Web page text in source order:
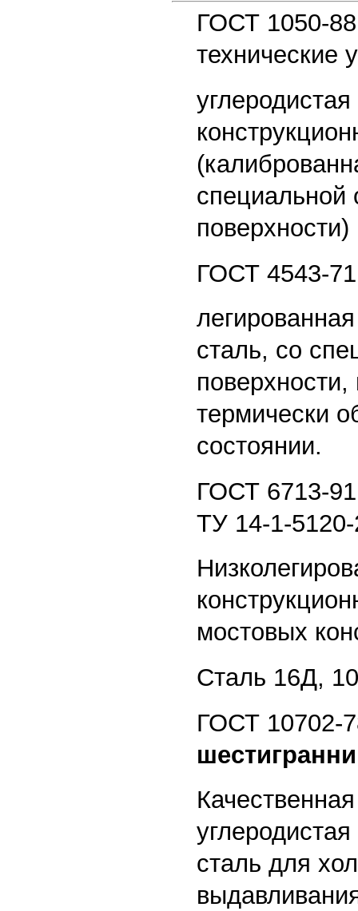
ГОСТ 1050-
технические
специальной
поверхности)
ГОСТ 4543-
сталь, со
термически
состоянии.
ГОСТ 6713-
ТУ 14-1-
мостовых
Сталь 16Д,
ГОСТ 10702-
сталь для